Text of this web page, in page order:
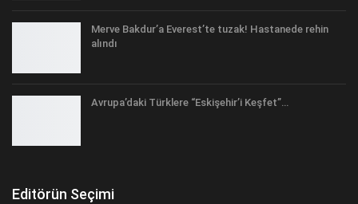
Merve Bakdur’a Everest’te tuzak! Hastanede rehin
alındı
Avrupa’daki Türklere “Eskişehir’i Keşfet”…
Editörün Seçimi